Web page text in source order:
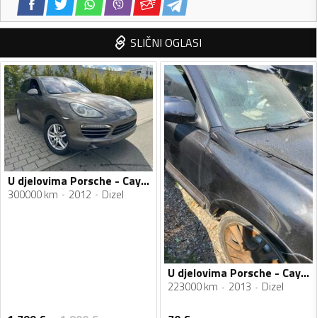
SLIČNI OGLASI
U djelovima Porsche - Cayenne 3.0 tdi
300000 km 2012 Dizel
U djelovima Porsche - Cayenne 3.0 dizel
223000 km 2013 Dizel